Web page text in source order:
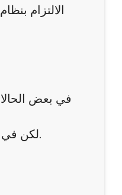
الالتزام
في بعض
لكن في هذه الحالات، يتم اختيار الأدوية بعناية فائقة، مع مراعاة سلامة الجنين وتقليل أي مخاطر محتملة.